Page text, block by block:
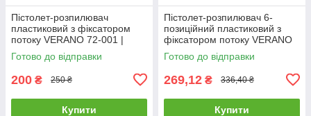
Пістолет-розпилювач
пластиковий з фіксатором
потоку VERANO 72-001 |
поливалка розпилювач
пістолет для поливу саду
Готово до відправки
200 ₴ 250 ₴
Купити
Пістолет-розпилювач 6-
позиційний пластиковий з
фіксатором потоку VERANO
72-002 |поливалка
розпилювач пістолет для
Готово до відправки
269,12 ₴ 336,40 ₴
Купити